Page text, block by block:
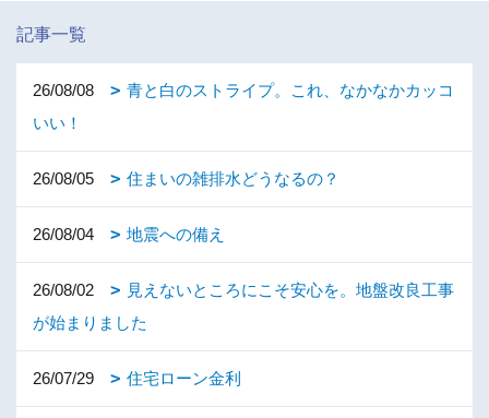
記事一覧
26/08/08
青と白のストライプ。これ、なかなかカッコ
いい！
26/08/05 住まいの雑排水どうなるの？
26/08/04 地震への備え
26/08/02
見えないところにこそ安心を。地盤改良工事
が始まりました
26/07/29 住宅ローン金利